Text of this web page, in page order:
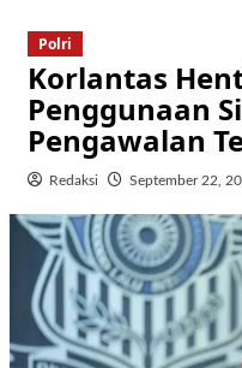
Polri
Korlantas
Penggunaan
Pengawalan
Redaksi September 22,